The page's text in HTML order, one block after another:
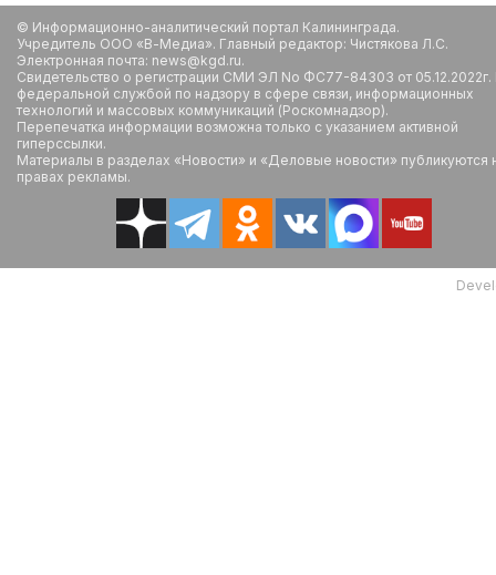
© Информационно-аналитический портал Калининграда.
Учредитель ООО «В-Медиа». Главный редактор: Чистякова Л.С.
Электронная почта: news@kgd.ru.
Свидетельство о регистрации СМИ ЭЛ No ФС77-84303 от
федеральной службой по надзору в сфере связи, информационных
технологий и массовых коммуникаций (Роскомнадзор).
Перепечатка информации возможна только с указанием активной
гиперссылки.
Материалы в разделах «Новости» и «Деловые новости» публикуются
правах рекламы.